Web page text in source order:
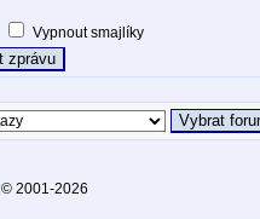
Vypnout smajlíky
© 2001-2026